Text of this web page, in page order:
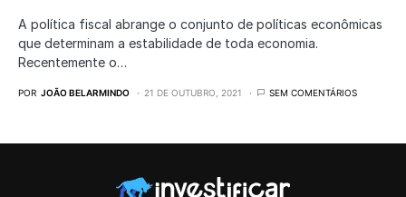
A política fiscal abrange o conjunto de políticas econômicas
que determinam a estabilidade de toda economia.
Recentemente o…
POR JOÃO BELARMINDO 21 DE OUTUBRO, 2021 SEM COMENTÁRIOS